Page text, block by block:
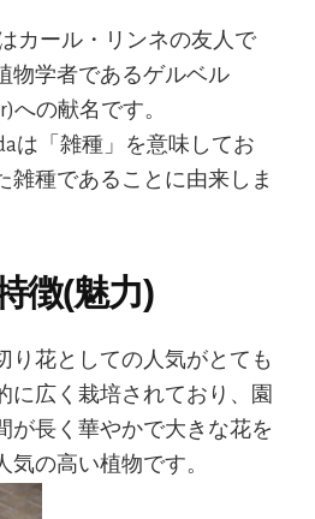
カール・リンネの友人で
物学者であるゲルベル
への献名です。
は「雑種」を意味してお
雑種であることに由来しま
徴(魅力)
り花としての人気がとても
に広く栽培されており、園
が長く華やかで大きな花を
気の高い植物です。